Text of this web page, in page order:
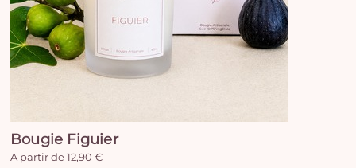
Bougie Figuier
A partir de 12,90 €